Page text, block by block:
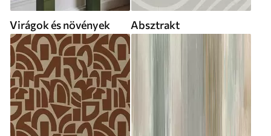
Virágok és növények Absztrakt